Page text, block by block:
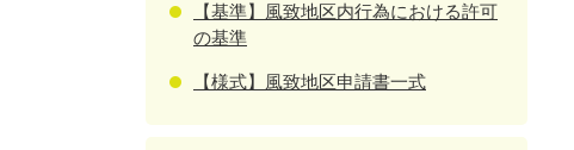
【基準】風致地区内行為における許可
の基準
【様式】風致地区申請書一式